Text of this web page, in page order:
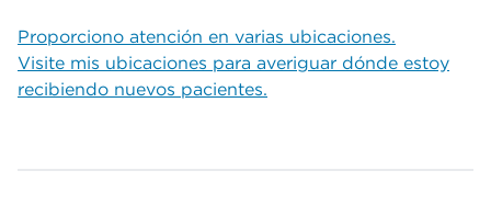
Proporciono atención en varias ubicaciones.
Visite mis ubicaciones para averiguar dónde estoy
recibiendo nuevos pacientes.